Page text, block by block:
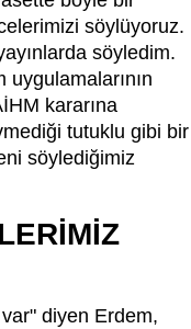
söylüyoruz.
söyledim.
uygulamalarının
kararına
tutuklu gibi bir
söylediğimiz
diyen Erdem,